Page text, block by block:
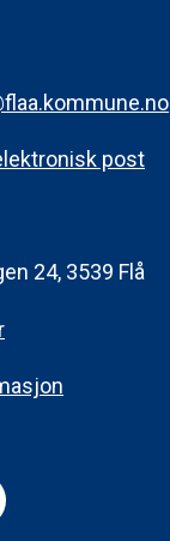
post
24, 3539 Flå